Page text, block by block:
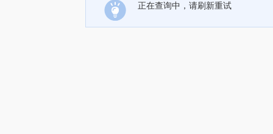
正在查询中，请刷新重试